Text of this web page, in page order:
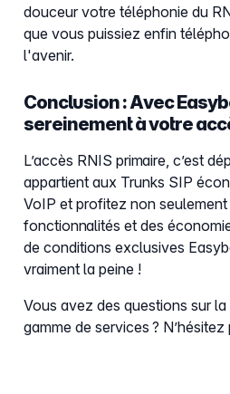
douceur votre téléphonie du
que vous puissiez enfin
l'avenir.
Conclusion : Avec
sereinement à votre
L’accès RNIS primaire, c’est
appartient aux Trunks SIP
VoIP et profitez non
fonctionnalités et des
de conditions exclusives
vraiment la peine !
Vous avez des questions sur
gamme de services ?